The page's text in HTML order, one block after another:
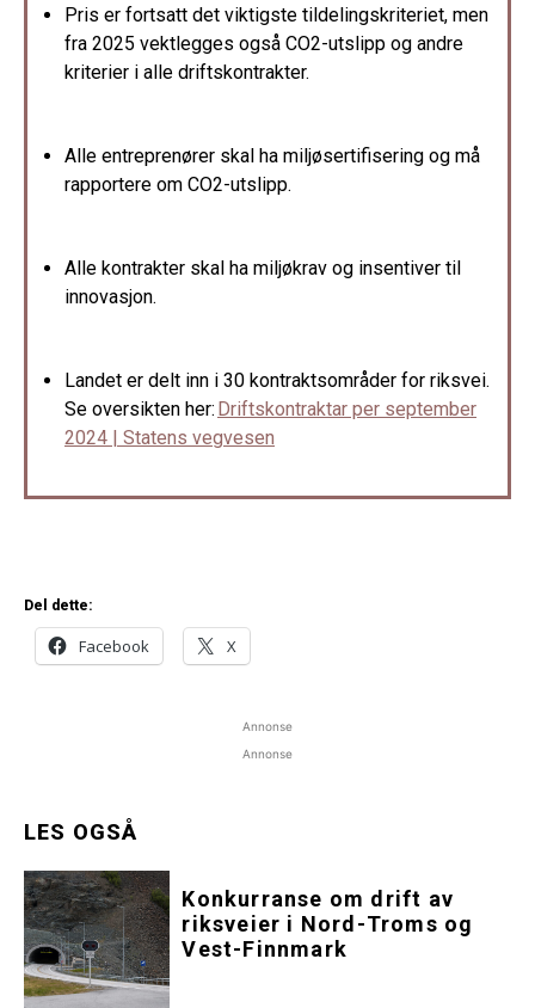
Pris er fortsatt det viktigste tildelingskriteriet, men
fra 2025 vektlegges også CO2-utslipp og andre
kriterier i alle driftskontrakter.
Alle entreprenører skal ha miljøsertifisering og må
rapportere om CO2-utslipp.
Alle kontrakter skal ha miljøkrav og insentiver til
innovasjon.
Landet er delt inn i 30 kontraktsområder for riksvei.
Se oversikten her: Driftskontraktar per september
2024 | Statens vegvesen
Del dette:
Facebook X
Annonse
Annonse
LES OGSÅ
Konkurranse om drift av
riksveier i Nord-Troms og
Vest-Finnmark